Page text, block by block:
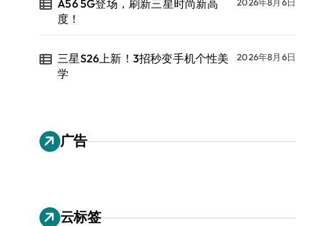
A56 5G登场，刷新三星时尚新高
度！
三星S26上新！3招秒变手机个性美
学
2026年8月6日
广告
云标签